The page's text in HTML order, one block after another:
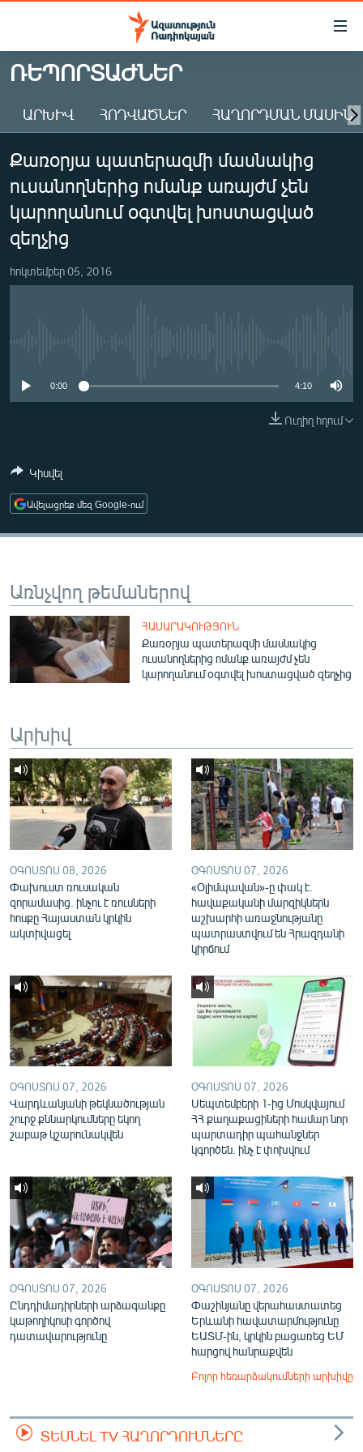
Մատչելիության
Անցնել
հիմնական
Անցնել
հիմնական
մենյուին
ԱԶԱՏՈՒԹՅՈՒՆ TV
ՀԱՅԱՍՏԱՆ
ԸՆՏՐՈՒԹՅՈՒՆՆԵՐ 2026
ՀԱՍԱՐԱԿՈՒԹՅՈՒՆ
ՂԱՐԱԲԱՂ
ՄԻՋԱԶԳԱՅԻՆ
ՄՇԱԿՈՒՅԹ
ՄԵԿՆԱԲԱՆՈՒԹՅՈՒՆ
ՏՏ ԵՒ ԻՆՏԵՐՆԵՏ
ԲԱՆԱՎԵՃ
ՁԳՏԵԼՈՎ ԼԱՎԱԳՈՒՅՆԻՆ
ՓՈԴՔԱՍԹ
English
Русский
ՀԵՏԵՎԵՔ ՄԵԶ
«Ազատության» բոլոր կայքերը
ՌԵՊՈՐՏԱԺՆԵՐ
ԱՐԽԻՎ ՀՈԴՎԱԾՆԵՐ ՀԱՂՈՐԴՄԱՆ ՄԱՍԻՆ
Քառօրյա պատերազմի մասնակից
ուսանողներից ոմանք առայժմ չեն
կարողանում օգտվել խոստացված
զեղչից
հոկտեմբեր 05, 2016
0:00 4:10
Ուղիղ հղում
Կիսվել
Ավելացրեք մեզ Google-ում
Առնչվող թեմաներով
ՀԱՍԱՐԱԿՈՒԹՅՈՒՆ
Քառօրյա պատերազմի մասնակից
ուսանողներից ոմանք առայժմ չեն
կարողանում օգտվել խոստացված զեղչից
Արխիվ
ՕԳՈՍՏՈՍ 08, 2026
Փախուստ ռուսական
զորամասից. ինչու է ռուսների
հոսքը Հայաստան կրկին
ակտիվացել
ՕԳՈՍՏՈՍ 07, 2026
«Օլիմպավան»-ը փակ է.
հավաքականի մարզիկներն
աշխարհի առաջնությանը
պատրաստվում են Հրազդանի
կիրճում
ՕԳՈՍՏՈՍ 07, 2026
Վարդևանյանի թեկնածության
շուրջ քննարկումները եկող
շաբաթ կշարունակվեն
ՕԳՈՍՏՈՍ 07, 2026
Սեպտեմբերի 1-ից Մոսկվայում
ՀՀ քաղաքացիների համար նոր
պարտադիր պահանջներ
կգործեն. ինչ է փոխվում
ՕԳՈՍՏՈՍ 07, 2026
Ընդդիմադիրների արձագանքը
կաթողիկոսի գործով
դատավարությունը
ՕԳՈՍՏՈՍ 07, 2026
Փաշինյանը վերահաստատեց
Երևանի հավատարմությունը
ԵԱՏՄ-ին, կրկին բացառեց ԵՄ
հարցով հանրաքվեն
Բոլոր հեռարձակումների արխիվը
ՏԵՍՆԵԼ TV ՀԱՂՈՐԴՈՒՄՆԵՐԸ